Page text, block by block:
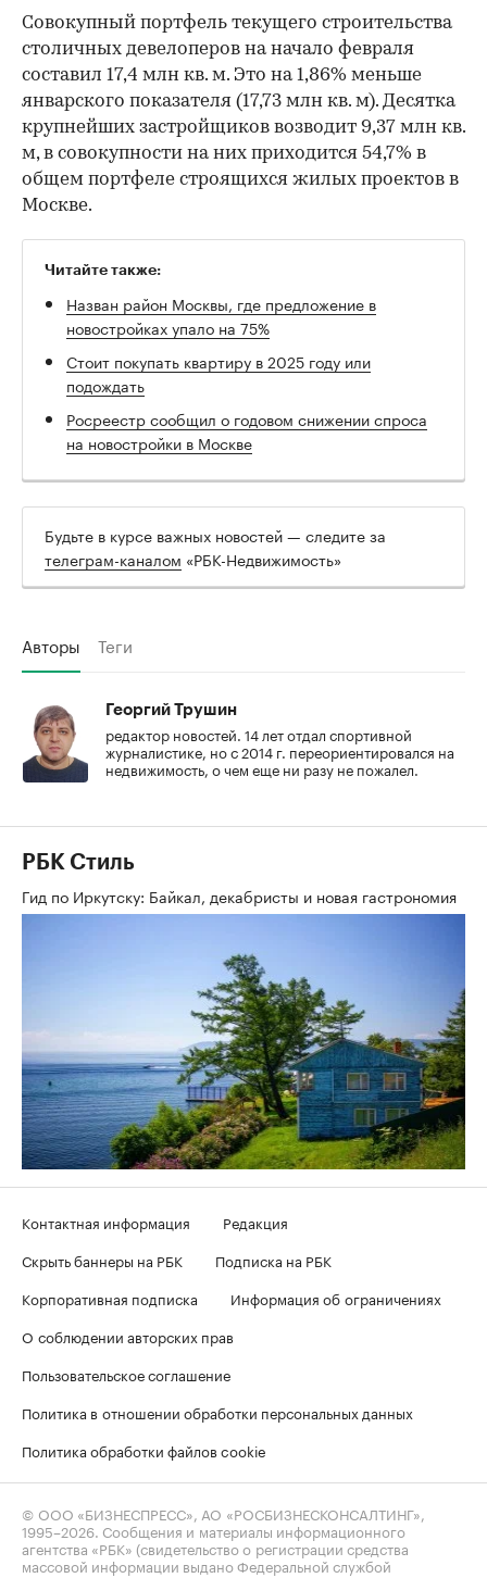
Совокупный портфель текущего строительства
столичных девелоперов на начало февраля
составил 17,4 млн кв. м. Это на 1,86% меньше
январского показателя (17,73 млн кв. м). Десятка
крупнейших застройщиков возводит 9,37 млн кв.
м, в совокупности на них приходится 54,7% в
общем портфеле строящихся жилых проектов в
Москве.
Читайте также:
Назван район Москвы, где предложение в
новостройках упало на 75%
Стоит покупать квартиру в 2025 году или
подождать
Росреестр сообщил о годовом снижении спроса
на новостройки в Москве
Будьте в курсе важных новостей — следите за
телеграм-каналом «РБК-Недвижимость»
Авторы Теги
Георгий Трушин
редактор новостей. 14 лет отдал спортивной
журналистике, но с 2014 г. переориентировался на
недвижимость, о чем еще ни разу не пожалел.
РБК Стиль
Гид по Иркутску: Байкал, декабристы и новая гастрономия
Контактная информация
Редакция
Скрыть баннеры на РБК
Подписка на РБК
Корпоративная подписка
Информация об ограничениях
О соблюдении авторских прав
Пользовательское соглашение
Политика в отношении обработки персональных данных
Политика обработки файлов cookie
© ООО «БИЗНЕСПРЕСС», АО «РОСБИЗНЕСКОНСАЛТИНГ»,
1995–2026. Сообщения и материалы информационного
агентства «РБК» (свидетельство о регистрации средства
массовой информации выдано Федеральной службой